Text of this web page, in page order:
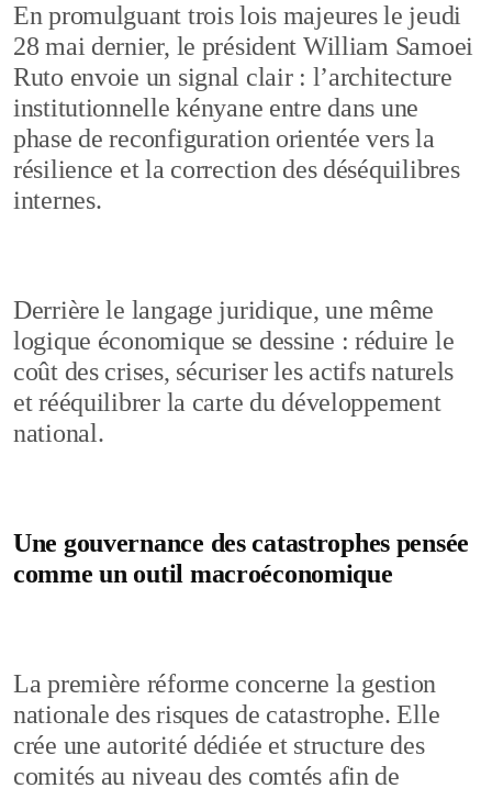
En promulguant trois lois majeures le jeudi
28 mai dernier, le président William Samoei
Ruto envoie un signal clair : l’architecture
institutionnelle kényane entre dans une
phase de reconfiguration orientée vers la
résilience et la correction des déséquilibres
internes.
Derrière le langage juridique, une même
logique économique se dessine : réduire le
coût des crises, sécuriser les actifs naturels
et rééquilibrer la carte du développement
national.
Une gouvernance des catastrophes pensée
comme un outil macroéconomique
La première réforme concerne la gestion
nationale des risques de catastrophe. Elle
crée une autorité dédiée et structure des
comités au niveau des comtés afin de